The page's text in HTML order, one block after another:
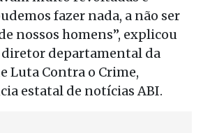
fazer nada, a não ser
nossos homens”, explicou
diretor departamental da
Luta Contra o Crime,
estatal de notícias ABI.